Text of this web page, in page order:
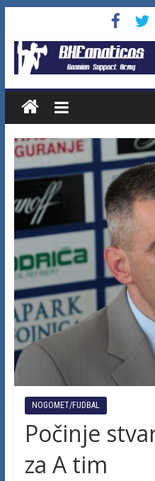
NOGOMET/FUDBAL
Počinje
za A tim